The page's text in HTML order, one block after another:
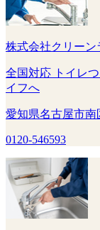
株式会社クリーン
全国対応 トイレ
イフへ
愛知県名古屋市南
0120-546593